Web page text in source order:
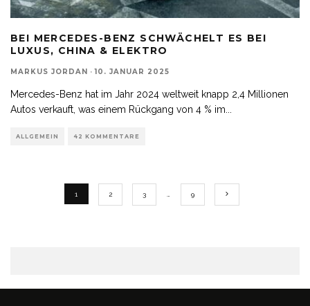
BEI MERCEDES-BENZ SCHWÄCHELT ES BEI
LUXUS, CHINA & ELEKTRO
MARKUS JORDAN · 10. JANUAR 2025
Mercedes-Benz hat im Jahr 2024 weltweit knapp 2,4 Millionen
Autos verkauft, was einem Rückgang von 4 % im
ALLGEMEIN 42 KOMMENTARE
1 2 3 9